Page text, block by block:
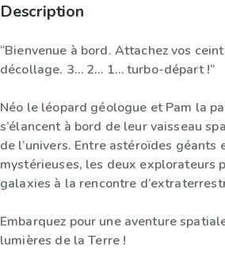
Description
“Bienvenue à bord. Attachez vos
décollage. 3… 2… 1… turbo-départ !“
Néo le léopard géologue et Pam la
s’élancent à bord de leur vaisseau
de l’univers. Entre astéroïdes géants
mystérieuses, les deux explorateurs
galaxies à la rencontre
Embarquez pour une aventure
lumières de la Terre !